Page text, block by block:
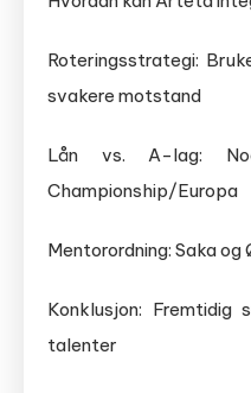
Roteringsstrategi:
svakere motstand
Lån vs. A-lag:
Championship/Europa
Mentorordning: Saka
Konklusjon: Fremtidig
talenter